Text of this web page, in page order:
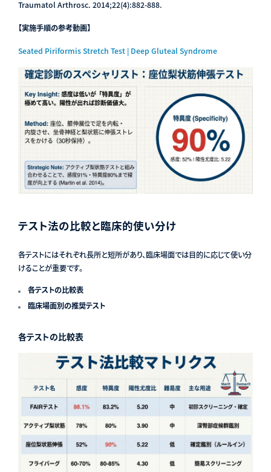
Traumatol Arthrosc. 2014;22(4):882-888.
【実施手順の参考動画】
Seated Piriformis Stretch Test | Deep Gluteal Syndrome
テスト法の比較と臨床的使い分け
各テストにはそれぞれ長所と短所があり、臨床場面では目的に応じて使い分
けることが重要です。
各テストの比較表
臨床場面別の推奨テスト
各テストの比較表